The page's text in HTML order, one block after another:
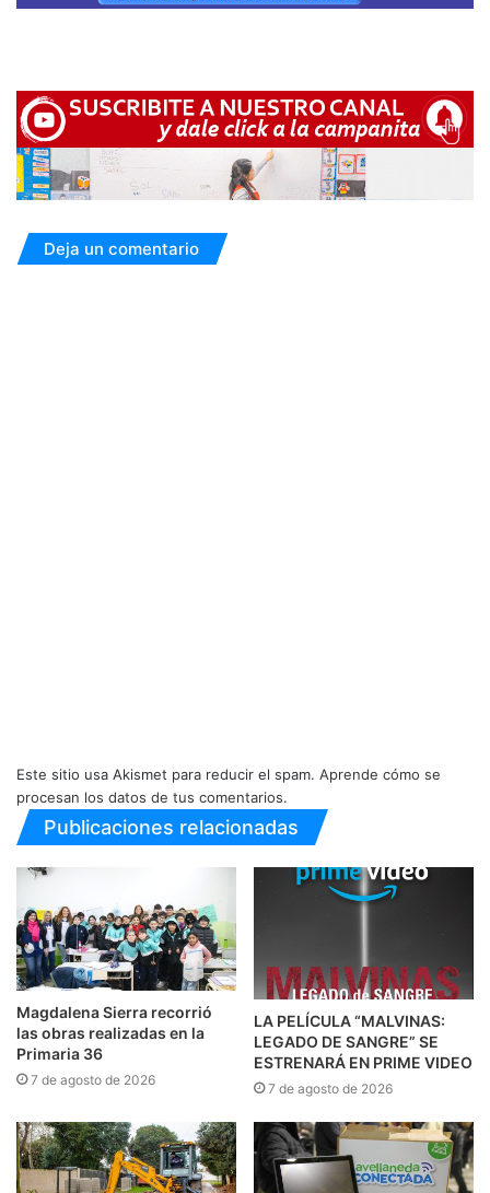
Deja un comentario
Este sitio usa Akismet para reducir el spam. Aprende cómo se
procesan los datos de tus comentarios.
Publicaciones relacionadas
Magdalena Sierra recorrió
las obras realizadas en la
Primaria 36
7 de agosto de 2026
LA PELÍCULA “MALVINAS:
LEGADO DE SANGRE” SE
ESTRENARÁ EN PRIME VIDEO
7 de agosto de 2026